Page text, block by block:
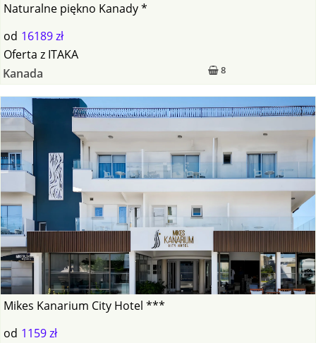
Naturalne piękno Kanady *
od 16189 zł
8
Oferta z ITAKA
Kanada
Mikes Kanarium City Hotel ***
od 1159 zł